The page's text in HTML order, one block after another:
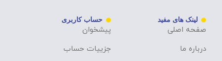
لینک های مفید
صفحه اصلی
درباره ما
حساب کاربری
پیشخوان
جزییات حساب